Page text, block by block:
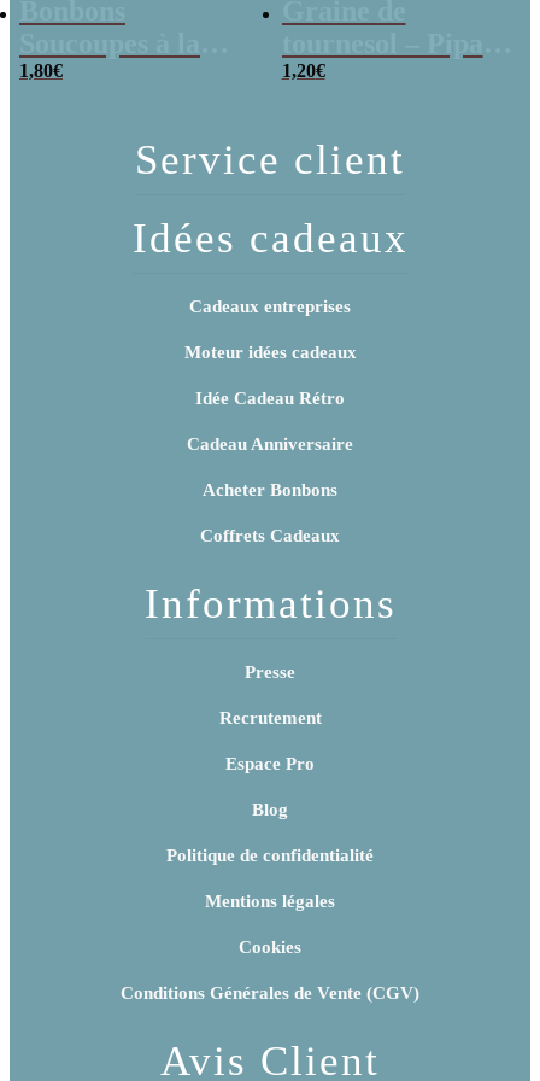
poudre (x20)
1,80€
x 3
1,20€
Service client
Idées cadeaux
Cadeaux entreprises
Moteur idées cadeaux
Idée Cadeau Rétro
Cadeau Anniversaire
Acheter Bonbons
Coffrets Cadeaux
Informations
Presse
Recrutement
Espace Pro
Blog
Politique de confidentialité
Mentions légales
Cookies
Conditions Générales de Vente (CGV)
Avis Client